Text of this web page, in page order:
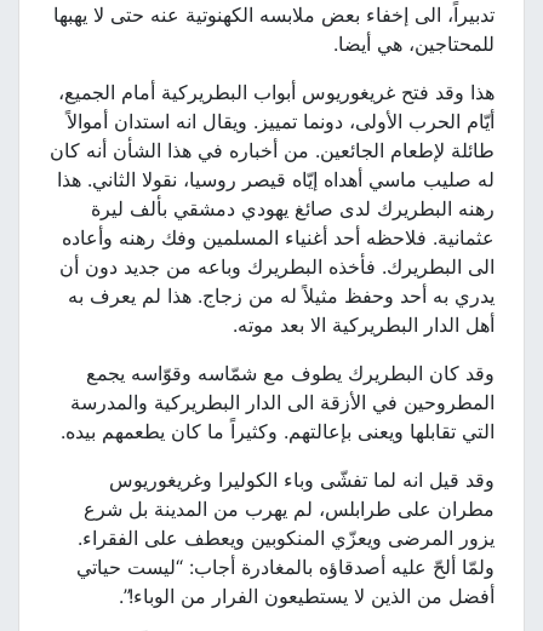
تدبيراً، الى إخفاء بعض ملابسه الكهنوتية عنه حتى لا يهبها
للمحتاجين، هي أيضا.
هذا وقد فتح غريغوريوس أبواب البطريركية أمام الجميع،
أيّام الحرب الأولى، دونما تمييز. ويقال انه استدان أموالاً
طائلة لإطعام الجائعين. من أخباره في هذا الشأن أنه كان
له صليب ماسي أهداه إيّاه قيصر روسيا، نقولا الثاني. هذا
رهنه البطريرك لدى صائغ يهودي دمشقي بألف ليرة
عثمانية. فلاحظه أحد أغنياء المسلمين وفك رهنه وأعاده
الى البطريرك. فأخذه البطريرك وباعه من جديد دون أن
يدري به أحد وحفظ مثيلاً له من زجاج. هذا لم يعرف به
أهل الدار البطريركية الا بعد موته.
وقد كان البطريرك يطوف مع شمّاسه وقوّاسه يجمع
المطروحين في الأزقة الى الدار البطريركية والمدرسة
التي تقابلها ويعنى بإعالتهم. وكثيراً ما كان يطعمهم بيده.
وقد قيل انه لما تفشّى وباء الكوليرا وغريغوريوس
مطران على طرابلس، لم يهرب من المدينة بل شرع
يزور المرضى ويعزّي المنكوبين ويعطف على الفقراء.
ولمّا ألحّ عليه أصدقاؤه بالمغادرة أجاب: “ليست حياتي
أفضل من الذين لا يستطيعون الفرار من الوباء!”.